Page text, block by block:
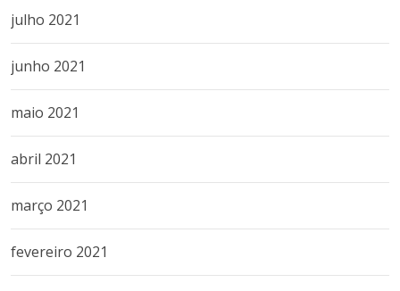
julho 2021
junho 2021
maio 2021
abril 2021
março 2021
fevereiro 2021